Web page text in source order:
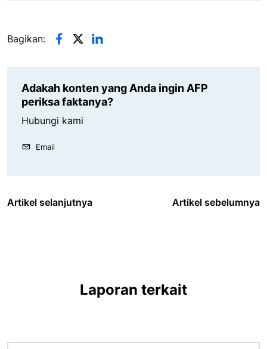
Bagikan:
Adakah konten yang Anda ingin AFP
periksa faktanya?
Hubungi kami
Email
Artikel selanjutnya Artikel sebelumnya
Laporan terkait